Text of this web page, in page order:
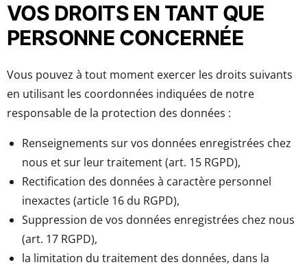
VOS DROITS EN TANT QUE
PERSONNE CONCERNÉE
Vous pouvez à tout moment exercer les droits suivants
en utilisant les coordonnées indiquées de notre
responsable de la protection des données :
Renseignements sur vos données enregistrées chez
nous et sur leur traitement (art. 15 RGPD),
Rectification des données à caractère personnel
inexactes (article 16 du RGPD),
Suppression de vos données enregistrées chez nous
(art. 17 RGPD),
la limitation du traitement des données, dans la